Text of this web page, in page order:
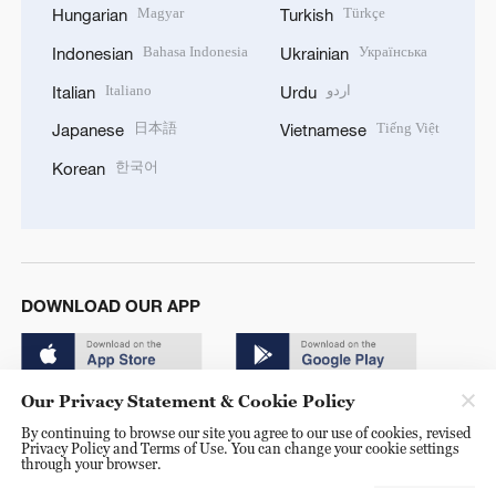
Hungarian Magyar
Indonesian Bahasa Indonesia
Italian Italiano
Japanese 日本語
Korean 한국어
Turkish Türkçe
Ukrainian Українська
Urdu اردو
Vietnamese Tiếng Việt
DOWNLOAD OUR APP
© China Radio International.CRI. All Rights Reserved. 16A
Our Privacy Statement & Cookie Policy
By continuing to browse our site you agree to our use of cookies, revised
Privacy Policy and Terms of Use. You can change your cookie settings
through your browser.